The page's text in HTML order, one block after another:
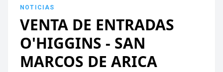
NOTICIAS
VENTA DE ENTRADAS
O'HIGGINS - SAN
MARCOS DE ARICA